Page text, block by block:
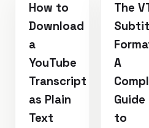
How to
Download
a
YouTube
Transcript
as Plain
Text
The
A
Guide
to